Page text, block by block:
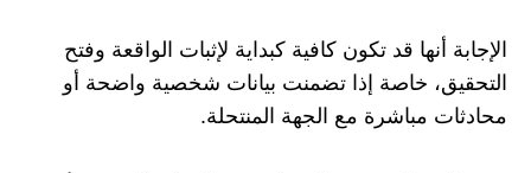
الإجابة أنها قد تكون كافية كبداية لإثبات الواقعة وفتح
التحقيق، خاصة إذا تضمنت بيانات شخصية واضحة أو
محادثات مباشرة مع الجهة المنتحلة.